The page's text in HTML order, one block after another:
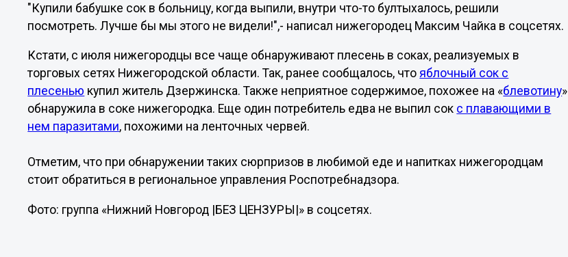
"Купили бабушке сок в больницу, когда выпили, внутри что-то бултыхалось, решили
посмотреть. Лучше бы мы этого не видели!",- написал нижегородец Максим Чайка в соцсетях.
Кстати, с июля нижегородцы все чаще обнаруживают плесень в соках, реализуемых в
торговых сетях Нижегородской области. Так, ранее сообщалось, чтояблочный сок с
плесенью купил житель Дзержинска. Также неприятное содержимое, похожее на «блевотину»
обнаружила в соке нижегородка. Еще один потребитель едва не выпил сок с плавающими в
нем паразитами, похожими на ленточных червей.
Отметим, что при обнаружении таких сюрпризов в любимой еде и напитках нижегородцам
стоит обратиться в региональное управления Роспотребнадзора.
Фото: группа «Нижний Новгород |БЕЗ ЦЕНЗУРЫ|» в соцсетях.